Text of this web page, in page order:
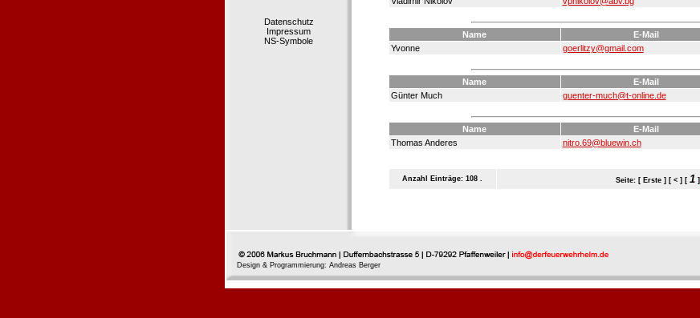
Datenschutz
Impressum
NS-Symbole
Name E-Mail
Yvonne
goerlitzy@gmail.com
Name E-Mail
Günter Much
guenter-much@t-online.de
Name E-Mail
Thomas Anderes
nitro.69@bluewin.ch
Anzahl Einträge: 108 . Seite: [ Erste ] [ < ] [ 1]
Design & Programmierung: Andreas Berger